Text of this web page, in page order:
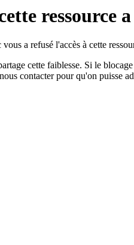
ressource
a refusé l'accès à cette
cette faiblesse. Si le
contacter pour qu'on puisse